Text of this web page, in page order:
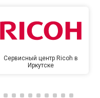
Сервисный центр Ricoh в
Иркутске